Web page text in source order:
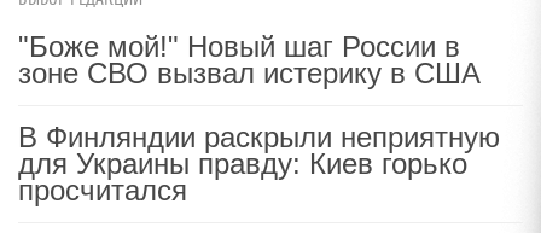
"Боже мой!" Новый шаг России в
зоне СВО вызвал истерику в США
В Финляндии раскрыли неприятную
для Украины правду: Киев горько
просчитался